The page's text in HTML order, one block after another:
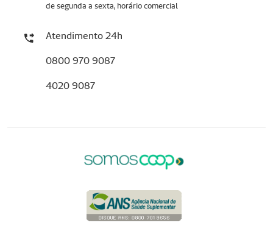
de segunda a sexta, horário comercial
Atendimento 24h
0800 970 9087
4020 9087